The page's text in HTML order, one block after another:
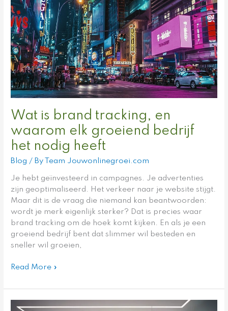
Wat is brand tracking, en
waarom elk groeiend bedrijf
het nodig heeft
Blog / By Team Jouwonlinegroei.com
Je hebt geïnvesteerd in campagnes. Je advertenties
zijn geoptimaliseerd. Het verkeer naar je website stijgt.
Maar dit is de vraag die niemand kan beantwoorden:
wordt je merk eigenlijk sterker? Dat is precies waar
brand tracking om de hoek komt kijken. En als je een
groeiend bedrijf bent dat slimmer wil besteden en
sneller wil groeien,
brand
tracking,
en
waarom
elk
groeiend
bedrijf
het
nodig
Read More »
Top